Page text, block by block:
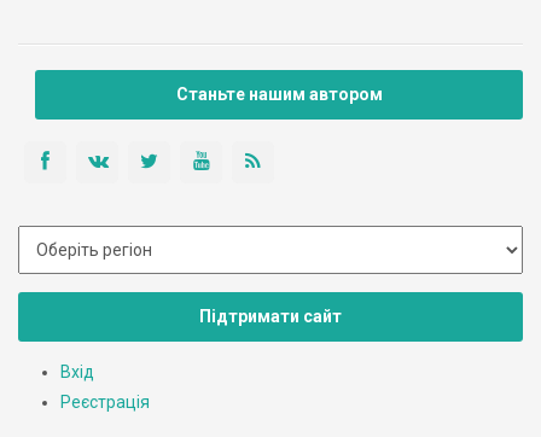
Станьте нашим автором
Підтримати сайт
Вхід
Реєстрація